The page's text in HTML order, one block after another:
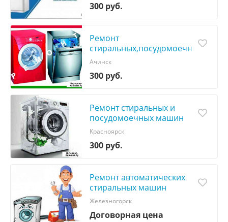
300 руб.
Ремонт
стиральных,посудомоечных
машин
300 руб.
Ачинск
Ремонт стиральных и
посудомоечных машин
300 руб.
Красноярск
Ремонт автоматических
стиральных машин
Договорная цена
Железногорск